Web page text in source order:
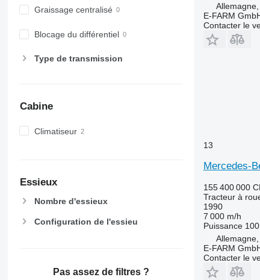
7720
7810
7920
8100
8270 R
8285 R
8320
Graissage centralisé
Blocage du différentiel
Type de transmission
Cabine
Climatiseur
Essieux
Nombre d'essieux
Configuration de l'essieu
Pas assez de filtres ?
E-FARM
Contacter le
13
Mercedes-
155 400 000
Tracteur à
1990
7 000 m/h
Puissance
E-FARM
Contacter le